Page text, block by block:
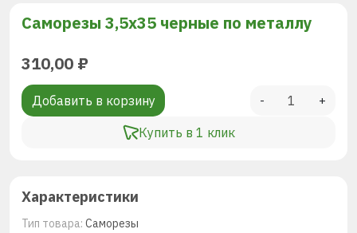
Саморезы 3,5х35 черные по металлу
310,00 ₽
Добавить в корзину
Купить в 1 клик
- +
Характеристики
Тип товара: Саморезы